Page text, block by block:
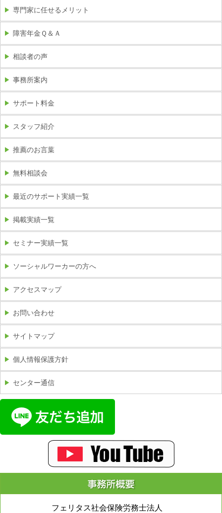
専門家に任せるメリット
障害年金Ｑ＆Ａ
相談者の声
事務所案内
サポート料金
スタッフ紹介
推薦のお言葉
無料相談会
最近のサポート実績一覧
掲載実績一覧
セミナー実績一覧
ソーシャルワーカーの方へ
アクセスマップ
お問い合わせ
サイトマップ
個人情報保護方針
センター通信
フェリタス社会保険労務士法人